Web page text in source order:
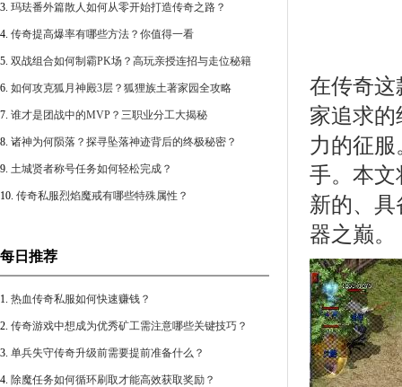
在传奇这
家追求
力的征
手。本文
新的、
器之巅。
3. 玛珐番外篇散人如何从零开始打造传奇之路？
4. 传奇提高爆率有哪些方法？你值得一看
5. 双战组合如何制霸PK场？高玩亲授连招与走位秘籍
6. 如何攻克狐月神殿3层？狐狸族土著家园全攻略
7. 谁才是团战中的MVP？三职业分工大揭秘
8. 诸神为何陨落？探寻坠落神迹背后的终极秘密？
9. 土城贤者称号任务如何轻松完成？
10. 传奇私服烈焰魔戒有哪些特殊属性？
每日推荐
1. 热血传奇私服如何快速赚钱？
2. 传奇游戏中想成为优秀矿工需注意哪些关键技巧？
3. 单兵失守传奇升级前需要提前准备什么？
4. 除魔任务如何循环刷取才能高效获取奖励？